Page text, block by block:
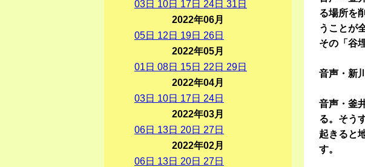
る場所を
うことが
その「谷
音声・新
音声・釜
る。そう
起きると
す。
03日 10日 17日 24日 31 日
2022年06月
05日 12 日 19日 26日
2022年05月
01 日 08日 15日 22 日 29日
2022年04月
03日 10日 17日 24日
2022年03月
06日 13日 20日 27日
2022年02月
06日 13日 20日 27日